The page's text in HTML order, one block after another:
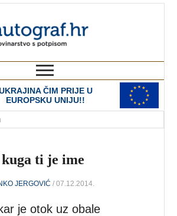
ČIM PRIJE U
EUROPSKU UNIJU!!
ti je ime
JERGOVIĆ / 07.12.2014.
je otok uz obale